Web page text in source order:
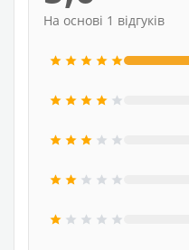
На основі 1 відгуків